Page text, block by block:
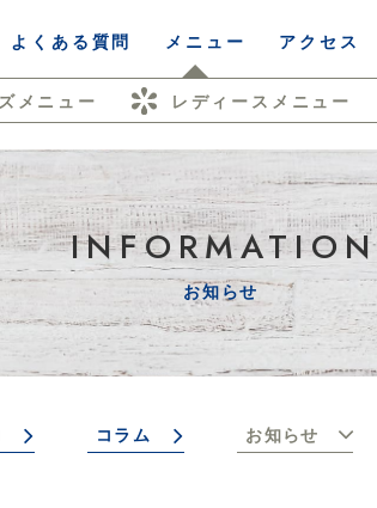
よくある質問 メニュー
メニュー レディースメニュー
アクセス
INFORMATION
お知らせ
コラム お知らせ